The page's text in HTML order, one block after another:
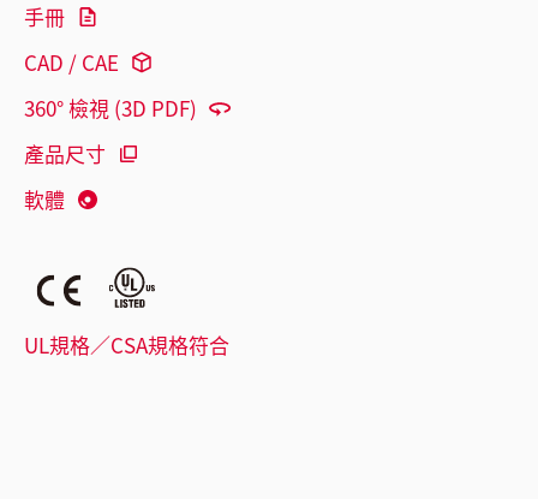
手冊
CAD / CAE
360° 檢視 (3D PDF)
產品尺寸
軟體
UL規格／CSA規格符合